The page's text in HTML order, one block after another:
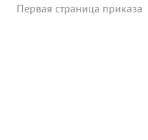
направлении до 150
маневром, ударом с
Первая страница приказа